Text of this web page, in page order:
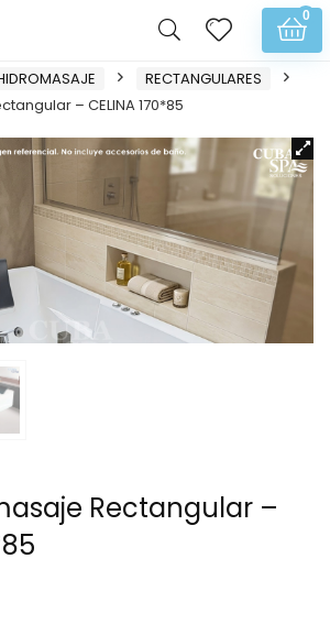
0
RECTANGULARES
– CELINA 170*85
Rectangular –